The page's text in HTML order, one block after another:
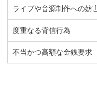
ライブや音源制作への妨
度重なる背信行為
不当かつ高額な金銭要求